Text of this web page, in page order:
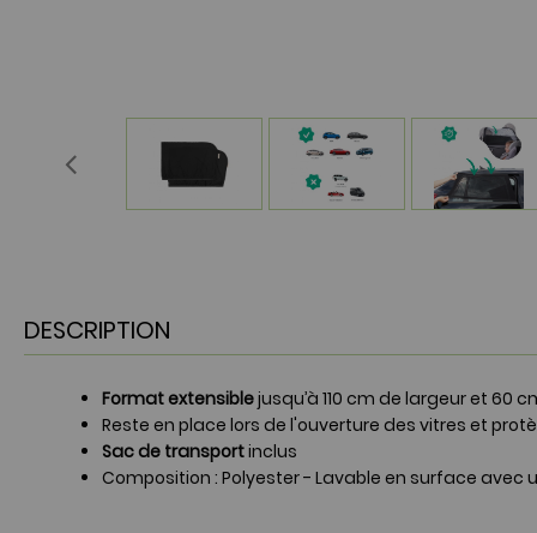
DESCRIPTION
Format extensiblejusqu’à 110 cm de largeur et 60
Reste en place lors de l'ouverture des vitres et
Sac de transportinclus
Composition : Polyester - Lavable en surface avec